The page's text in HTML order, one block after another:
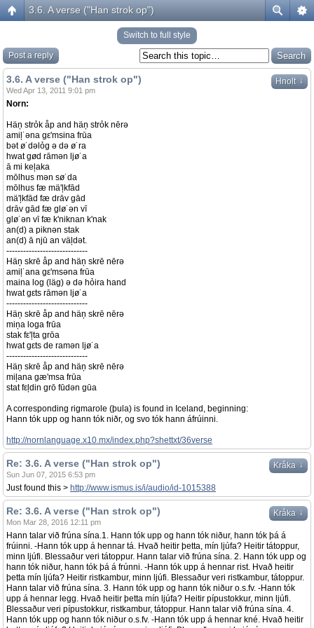
3.6. A verse ("Han strok op")
Switch to full style
Post a reply
Hnolt ↓
3.6. A verse ("Han strok op")
Wed Apr 13, 2011 9:01 pm
Norn:
Häņ strỏk åp and häņ strỏk nērə
amiļ˙əna gε'msina frūa
bət ø˙dəlỏg ə də ø˙ra
hwat gød rāmən ljø˙a
ā mi keļaka
mōlhus mən sø˙da
mōlhus fæ mä'ļkfād
mä'ļkfād fæ drāv gād
drāv gād fæ glø˙ən vī
glø˙ən vī fæ k'niknan k'nak
an(d) a piknən stak
an(d) ā njū an väļdət.
-----------------------------
Häņ skrē åp and häņ skrē nērə
amiļ˙ana gε'msəna frūa
maina log (läg) ə də hỏira hand
hwat gεts rāmən ljø˙a
-----------------------------
Häņ skrē åp and häņ skrē nērə
miņa loga frūa
stak fε'ļta grōa
hwat gεts de ramən ljø˙a
-----------------------------
Häņ skrē åp and häņ skrē nērə
miļana gæ'msa frūa
stat fεļdin grō fūdən gūa
A corresponding rigmarole (þula) is found in Iceland, beginning:
Hann tók upp og hann tók niðr, og svo tók hann áfrúinni.
http://nornlanguage.x10.mx/index.php?shettxt/36verse
Kråka ↓
Re: 3.6. A verse ("Han strok op")
Sun Jun 07, 2015 6:53 pm
Just found this > http://www.ismus.is/i/audio/id-1015388
Kråka ↓
Re: 3.6. A verse ("Han strok op")
Mon Mar 28, 2016 12:11 pm
Hann talar við frúna sína.1. Hann tók upp og hann tók niður, hann tók þá á
frúinni. -Hann tók upp á hennar tá. Hvað heitir þetta, mín ljúfa? Heitir tátoppur,
minn ljúfi. Blessaður veri tátoppur. Hann talar við frúna sína. 2. Hann tók upp og
hann tók niður, hann tók þá á frúnni. -Hann tók upp á hennar rist. Hvað heitir
þetta mín ljúfa? Heitir ristkambur, minn ljúfi. Blessaður veri ristkambur, tátoppur.
Hann talar við frúna sína. 3. Hann tók upp og hann tók niður o.s.fv. -Hann tók
upp á hennar legg. Hvað heitir þetta mín ljúfa? Heitir pípustokkur, minn ljúfi.
Blessaður veri pípustokkur, ristkambur, tátoppur. Hann talar við frúna sína. 4.
Hann tók upp og hann tók niður o.s.fv. -Hann tók upp á hennar kné. Hvað heitir